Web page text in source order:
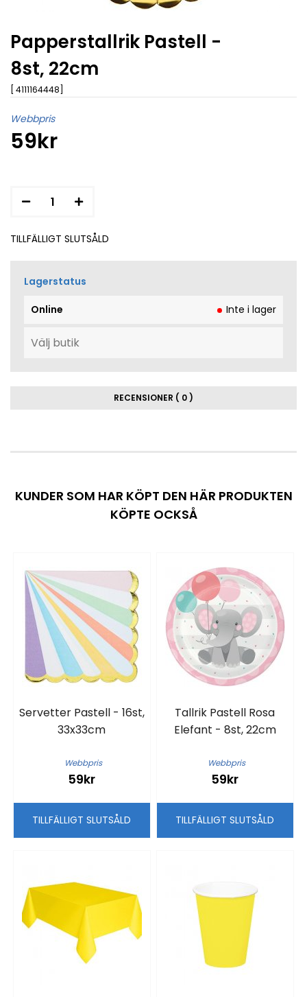
Papperstallrik Pastell -
8st, 22cm
[ 4111164448]
Webbpris
59kr
TILLFÄLLIGT SLUTSÅLD
Lagerstatus
Online Inte i lager
RECENSIONER ( 0 )
KUNDER SOM HAR KÖPT DEN HÄR PRODUKTEN
KÖPTE OCKSÅ
Servetter Pastell - 16st,
33x33cm
Webbpris
59kr
TILLFÄLLIGT SLUTSÅLD
Tallrik Pastell Rosa
Elefant - 8st, 22cm
Webbpris
59kr
TILLFÄLLIGT SLUTSÅLD